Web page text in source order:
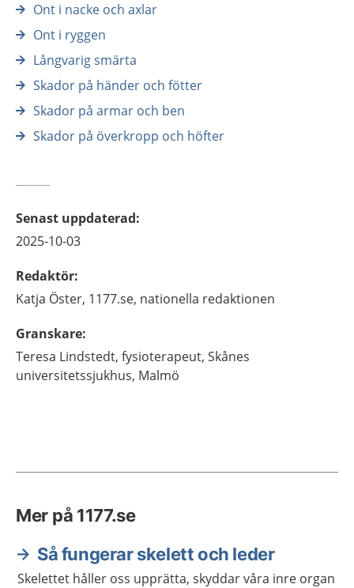
Ont i nacke och axlar
Ont i ryggen
Långvarig smärta
Skador på händer och fötter
Skador på armar och ben
Skador på överkropp och höfter
Senast uppdaterad:
2025-10-03
Redaktör:
Katja Öster, 1177.se, nationella redaktionen
Granskare:
Teresa Lindstedt, fysioterapeut, Skånes
universitetssjukhus, Malmö
Mer på 1177.se
Så fungerar skelett och leder
Skelettet håller oss upprätta, skyddar våra inre organ